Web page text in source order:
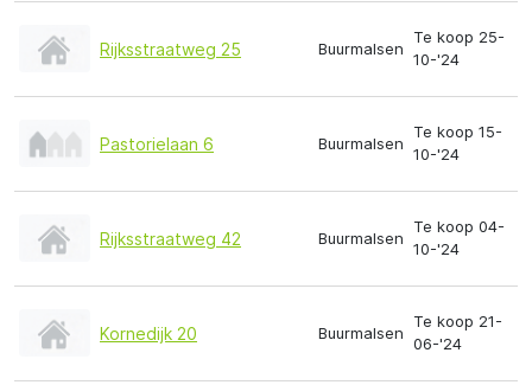
Rijksstraatweg 25 Buurmalsen
Te koop 25-
10-'24
Pastorielaan 6 Buurmalsen
Te koop 15-
10-'24
Rijksstraatweg 42 Buurmalsen
Te koop 04-
10-'24
Kornedijk 20 Buurmalsen
Te koop 21-
06-'24